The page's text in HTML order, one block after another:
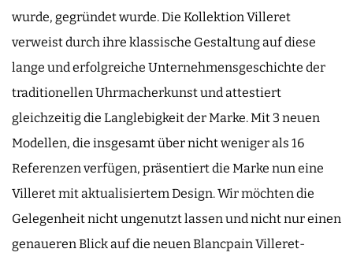
wurde, gegründet wurde. Die Kollektion Villeret
verweist durch ihre klassische Gestaltung auf diese
lange und erfolgreiche Unternehmensgeschichte der
traditionellen Uhrmacherkunst und attestiert
gleichzeitig die Langlebigkeit der Marke. Mit 3 neuen
Modellen, die insgesamt über nicht weniger als 16
Referenzen verfügen, präsentiert die Marke nun eine
Villeret mit aktualisiertem Design. Wir möchten die
Gelegenheit nicht ungenutzt lassen und nicht nur einen
genaueren Blick auf die neuen Blancpain Villeret-